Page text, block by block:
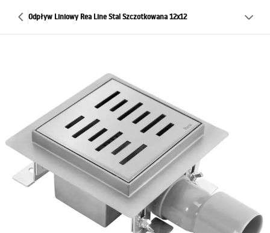
Odpływ Liniowy Rea Line Stal Szczotkowana 12x12